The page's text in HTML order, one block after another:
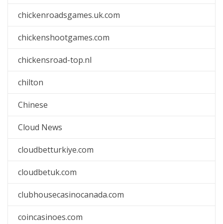
chickenroadsgames.uk.com
chickenshootgames.com
chickensroad-top.nl
chilton
Chinese
Cloud News
cloudbetturkiye.com
cloudbetuk.com
clubhousecasinocanada.com
coincasinoes.com